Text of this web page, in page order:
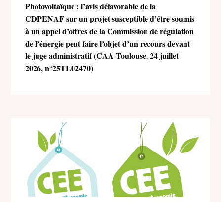
Photovoltaïque : l’avis défavorable de la
CDPENAF sur un projet susceptible d’être soumis
à un appel d’offres de la Commission de régulation
de l’énergie peut faire l’objet d’un recours devant
le juge administratif (CAA Toulouse, 24 juillet
2026, n°25TL02470)